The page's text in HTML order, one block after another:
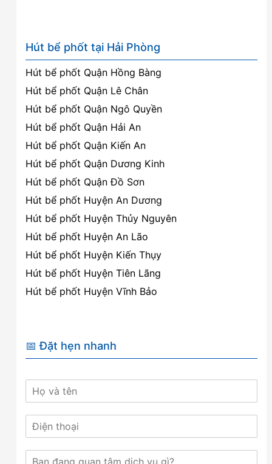
Hút bể phốt tại Hải Phòng
Hút bể phốt Quận Hồng Bàng
Hút bể phốt Quận Lê Chân
Hút bể phốt Quận Ngô Quyền
Hút bể phốt Quận Hải An
Hút bể phốt Quận Kiến An
Hút bể phốt Quận Dương Kinh
Hút bể phốt Quận Đồ Sơn
Hút bể phốt Huyện An Dương
Hút bể phốt Huyện Thủy Nguyên
Hút bể phốt Huyện An Lão
Hút bể phốt Huyện Kiến Thụy
Hút bể phốt Huyện Tiên Lãng
Hút bể phốt Huyện Vĩnh Bảo
📅 Đặt hẹn nhanh